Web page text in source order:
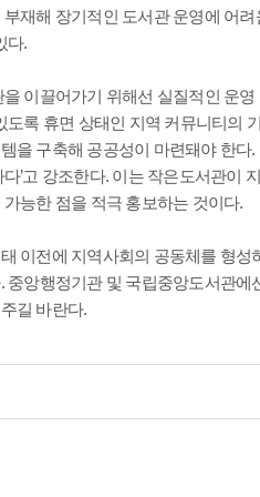
재해 장기적인 도서관 운영에 어
다.
이끌어가기 위해선 실질적인 운
록 휴면 상태인 지역 커뮤니티의
을 구축해 공공성이 마련돼야 한
’고 강조한다. 이는 작은도서관이
능한 점을 적극 홍보하는 것이다.
이전에 지역사회의 공동체를 형
중앙행정기관 및 국립중앙도서관
길 바란다.